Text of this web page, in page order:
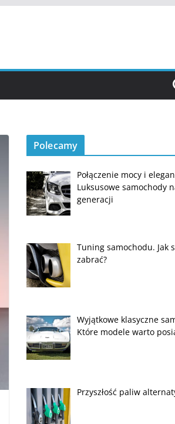
Polecamy
Połączenie mocy i
Luksusowe samochody
generacji
Tuning samochodu. Jak
zabrać?
Wyjątkowe klasyczne
Które modele warto
Przyszłość paliw